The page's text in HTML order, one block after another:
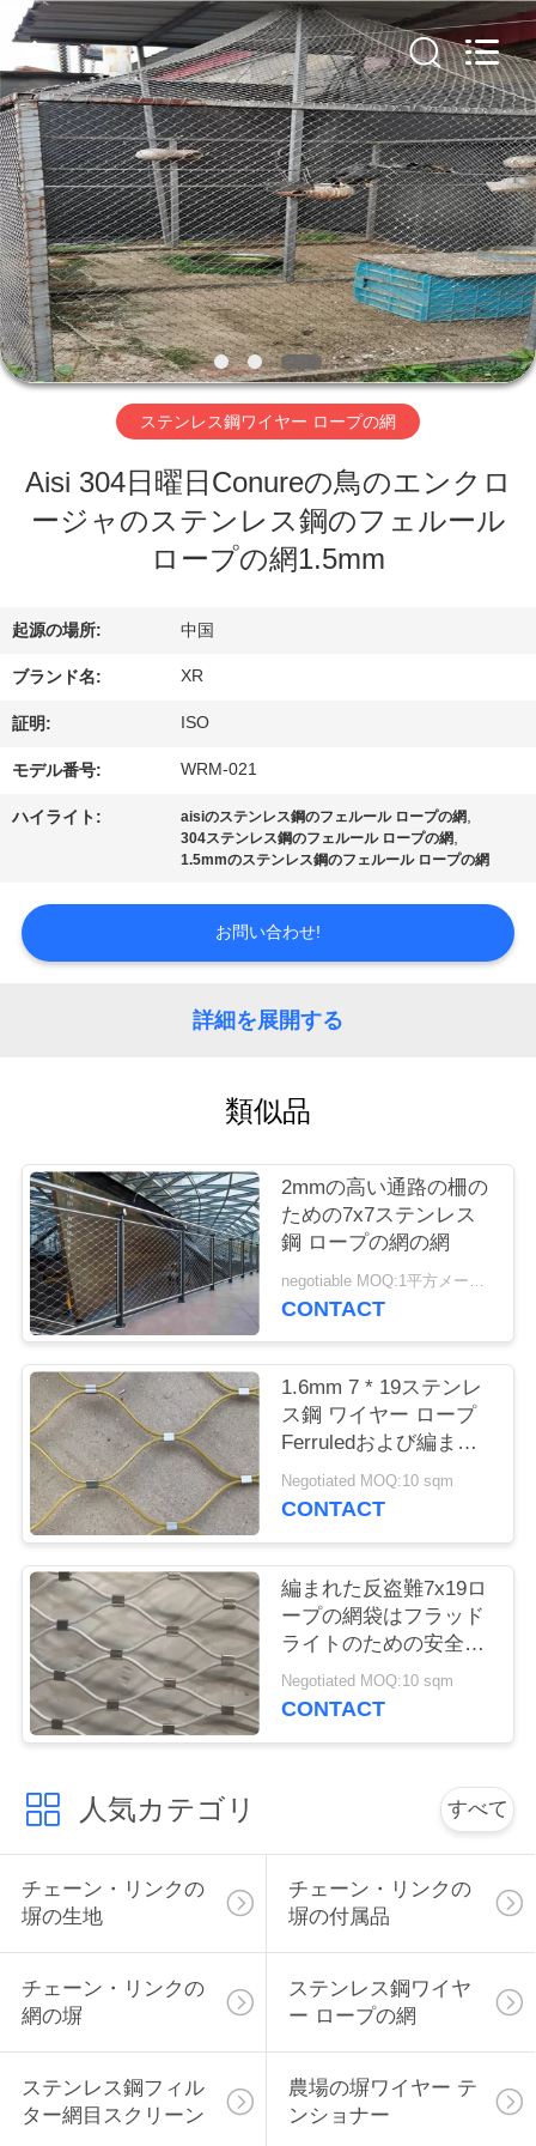
家
プ
ロ
ダ
ク
私
つ
い
て
工
旅
行
理
私
達
に
連
絡
し
な
さ
い
引
を
要
求
し
な
い
Copyright
2020
2026
AN
PING
XI
RUN
METAL
MESH
CO.,LTD.
All
Rights
Reserved.
ステンレス鋼ワイヤー ロープの網
Aisi 304日曜日Conureの鳥のエンクロ
ージャのステンレス鋼のフェルール
ロープの網1.5mm
起源の場所: 中国
ブランド名: XR
証明: ISO
モデル番号: WRM-021
ハイライト: aisiのステンレス鋼のフェルール ロープの網,
304ステンレス鋼のフェルール ロープの網,
1.5mmのステンレス鋼のフェルール ロープの網
お問い合わせ!
詳細を展開する
類似品
2mmの高い通路の柵の
ための7x7ステンレス
鋼 ロープの網の網
negotiable MOQ:1平方メートル
CONTACT
1.6mm 7 * 19ステンレ
ス鋼 ワイヤー ロープ
Ferruledおよび編まれ
たバルコニーのInfillを
一致させるため
Negotiated MOQ:10 sqm
CONTACT
編まれた反盗難7x19ロ
ープの網袋はフラッド
ライトのための安全な
網を落とす
Negotiated MOQ:10 sqm
CONTACT
人気カテゴリ すべて
チェーン・リンクの
塀の生地
チェーン・リンクの
塀の付属品
チェーン・リンクの
網の塀
ステンレス鋼ワイヤ
ー ロープの網
ステンレス鋼フィル
ター網目スクリーン
農場の塀ワイヤー テ
ンショナー